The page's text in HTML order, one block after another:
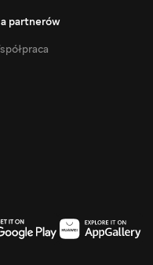
partnerów